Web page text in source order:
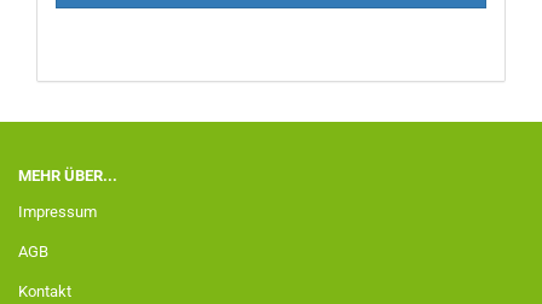
MEHR ÜBER...
Impressum
AGB
Kontakt